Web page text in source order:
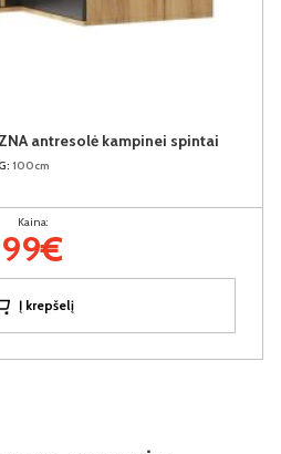
antresolė kampinei spintai
100cm
Kaina:
99€
Į krepšelį